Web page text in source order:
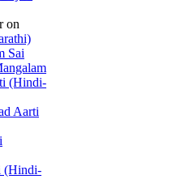
on
Sai
(Hindi-
Aarti
(Hindi-